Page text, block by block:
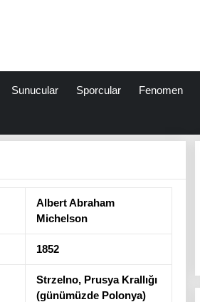
Sunucular Sporcular Fenomen
Albert Abraham
Michelson
1852
Strzelno, Prusya Krallığı
(günümüzde Polonya)